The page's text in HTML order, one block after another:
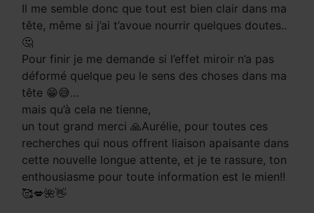
Il me semble donc que tout est bien clair dans ma
tête, même si j’ai t’avoue nourrir quelques doutes..
🤔
Pour finir je me demande si l’effet miroir n’a pas
déformé quelque peu le sens des choses dans ma
tête 😁😅…
mais qu’à cela ne tienne,
un tout grand merci 🙏Aurélie, pour toutes ces
recherches qui nous offrent liaison apaisante dans
cette nouvelle longue attente, et je te rassure, ton
enthousiasme pour toute information est le mien!!
🥰💋🌺👋